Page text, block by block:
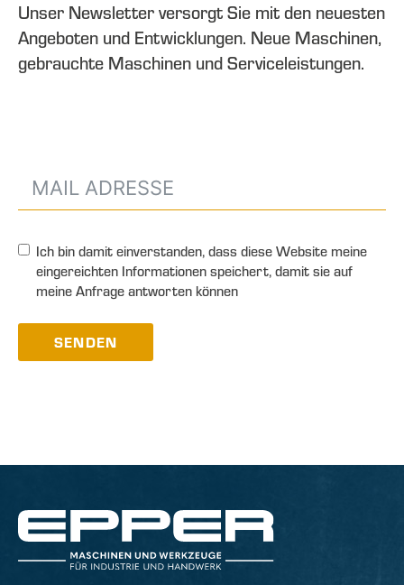
Unser Newsletter versorgt Sie mit den neuesten
Angeboten und Entwicklungen. Neue Maschinen,
gebrauchte Maschinen und Serviceleistungen.
Ich bin damit einverstanden, dass diese Website meine
eingereichten Informationen speichert, damit sie auf
meine Anfrage antworten können
SENDEN